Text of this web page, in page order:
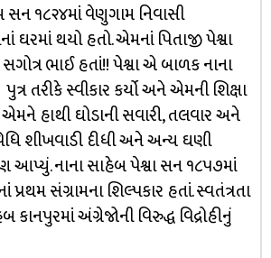
સન ૧૮૨૪માં વેણુગામ નિવાસી
ઘરમાં થયો હતો. એમનાં પિતાજી પેશ્વા
સગોત્ર ભાઈ હતાં!! પેશ્વા એ બાળક નાના
તરીકે સ્વીકાર કર્યો અને એમની શિક્ષા
એમને હાથી ઘોડાની સવારી, તલવાર અને
શીખવાડી દીધી અને અન્ય ઘણી
આપ્યું. નાના સાહેબ પેશ્વા સન ૧૮૫૭માં
પ્રથમ સંગ્રામના શિલ્પકાર હતાં. સ્વતંત્રતા
કાનપુરમાં અંગ્રેજોની વિરુદ્ધ વિદ્રોહીનું